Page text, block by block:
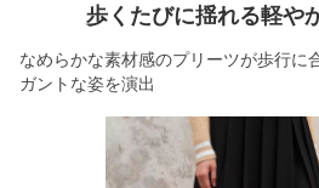
歩くたびに揺れる軽や
なめらかな素材感のプリーツが歩行に
ガントな姿を演出